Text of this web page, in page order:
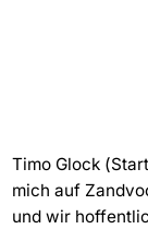
Timo Glock
mich auf
und wir